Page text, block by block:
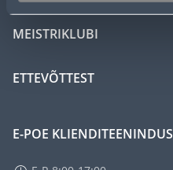
MEISTRIKLUBI
ETTEVÕTTEST
E-POE KLIENDITEENINDUS